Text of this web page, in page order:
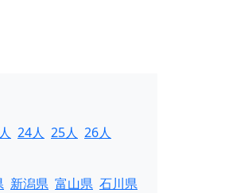
24人 25人 26人
新潟県 富山県 石川県